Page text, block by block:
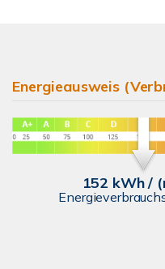
Energieausweis
152 kWh /